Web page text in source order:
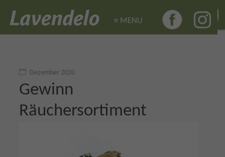
≡ MENU
≡ MENU
Dezember 2020
Gewinn
Räuchersortiment